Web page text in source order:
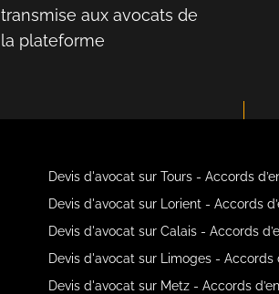
transmise aux avocats de
la plateforme
Devis d'avocat sur Tours - Accords
Devis d'avocat sur Lorient - Accords
Devis d'avocat sur Calais - Accords
Devis d'avocat sur Limoges - Accords
Devis d'avocat sur Metz - Accords